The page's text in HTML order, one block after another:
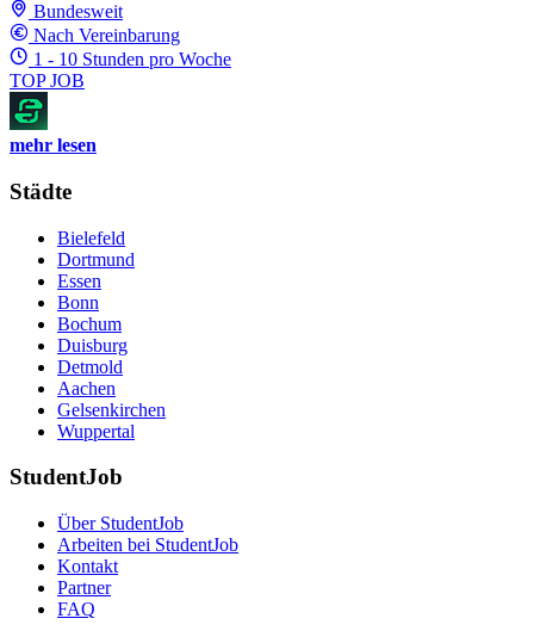
Bundesweit
Nach Vereinbarung
1 - 10 Stunden pro Woche
TOP JOB
mehr lesen
Städte
Bielefeld
Dortmund
Essen
Bonn
Bochum
Duisburg
Detmold
Aachen
Gelsenkirchen
Wuppertal
StudentJob
Über StudentJob
Arbeiten bei StudentJob
Kontakt
Partner
FAQ